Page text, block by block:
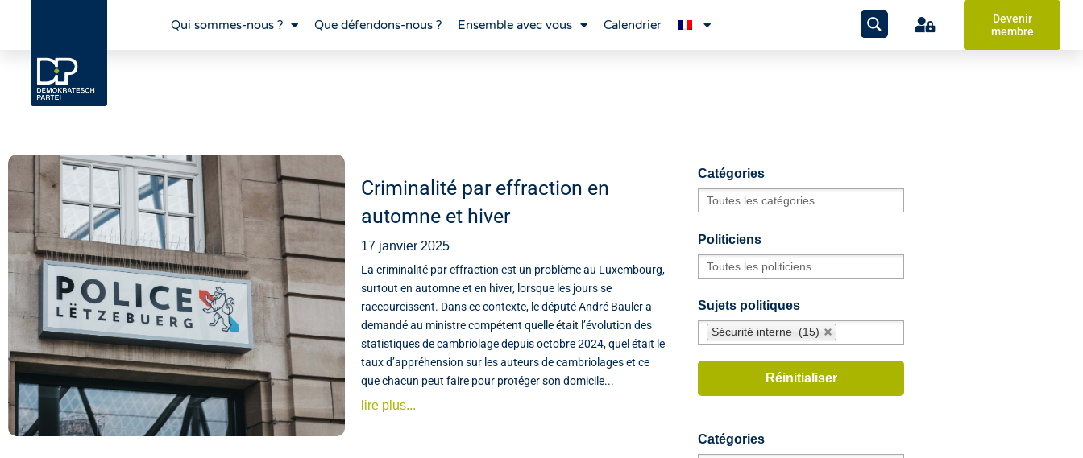
Qui sommes-nous ? Que défendons-nous ? Ensemble avec vous Calendrier
Devenir
membre
Criminalité par effraction en
automne et hiver
17 janvier 2025
La criminalité par effraction est un problème au Luxembourg,
surtout en automne et en hiver, lorsque les jours se
raccourcissent. Dans ce contexte, le député André Bauler a
demandé au ministre compétent quelle était l’évolution des
statistiques de cambriolage depuis octobre 2024, quel était le
taux d’appréhension sur les auteurs de cambriolages et ce
que chacun peut faire pour protéger son domicile...
lire plus...
Catégories
Politiciens
Sujets politiques
Sécurité interne (15)
Catégories